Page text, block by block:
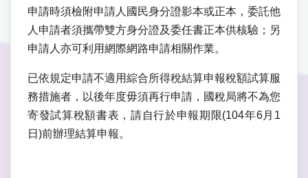
申請時須檢附申請人國民身分證影本或正本，委託他
人申請者須攜帶雙方身分證及委任書正本供核驗；另
申請人亦可利用網際網路申請相關作業。
已依規定申請不適用綜合所得稅結算申報稅額試算服
務措施者，以後年度毋須再行申請，國稅局將不為您
寄發試算稅額書表，請自行於申報期限(104年6月1
日)前辦理結算申報。